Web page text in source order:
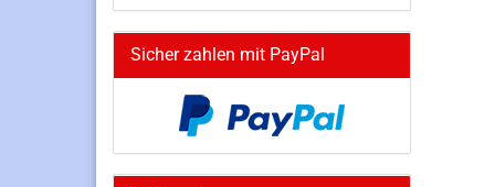
Sicher zahlen mit PayPal